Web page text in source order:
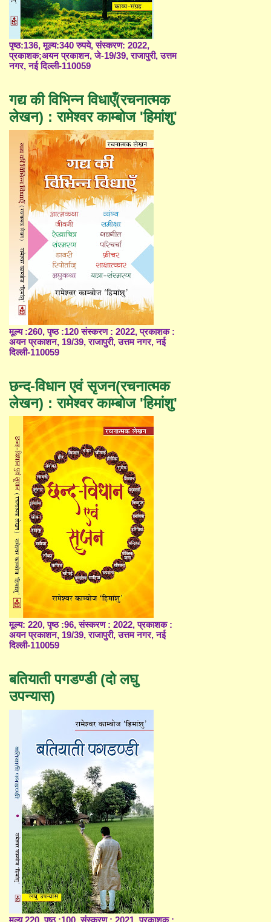
पृष्ठ:136, मूल्य:340 रुपये, संस्करण: 2022,
प्रकाशक;अयन प्रकाशन, जे-19/39, राजापुरी, उत्तम
नगर, नई दिल्ली-110059
गद्य की विभिन्न विधाएँ(रचनात्मक
लेखन) : रामेश्वर काम्बोज 'हिमांशु'
मूल्य :260, पृष्ठ :120 संस्करण : 2022, प्रकाशक :
अयन प्रकाशन, 19/39, राजापुरी, उत्तम नगर, नई
दिल्ली-110059
छन्द-विधान एवं सृजन(रचनात्मक
लेखन) : रामेश्वर काम्बोज 'हिमांशु'
मूल्य: 220, पृष्ठ :96, संस्करण : 2022, प्रकाशक :
अयन प्रकाशन, 19/39, राजापुरी, उत्तम नगर, नई
दिल्ली-110059
बतियाती पगडण्डी (दो लघु
उपन्यास)